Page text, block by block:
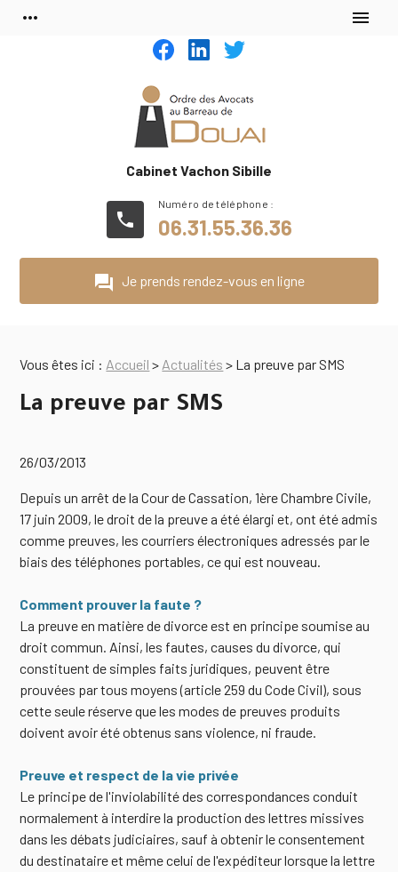
more_horiz menu
Cabinet Vachon Sibille
phone 06.31.55.36.36
question_answer Je prends rendez-vous en ligne
Vous êtes ici : Accueil > Actualités > La preuve par SMS
La preuve par SMS
26/03/2013
Depuis un arrêt de la Cour de Cassation, 1ère Chambre Civile,
17 juin 2009, le droit de la preuve a été élargi et, ont été admis
comme preuves, les courriers électroniques adressés par le
biais des téléphones portables, ce qui est nouveau.
Comment prouver la faute ?
La preuve en matière de divorce est en principe soumise au
droit commun. Ainsi, les fautes, causes du divorce, qui
constituent de simples faits juridiques, peuvent être
prouvées par tous moyens (article 259 du Code Civil), sous
cette seule réserve que les modes de preuves produits
doivent avoir été obtenus sans violence, ni fraude.
Preuve et respect de la vie privée
Le principe de l'inviolabilité des correspondances conduit
normalement à interdire la production des lettres missives
dans les débats judiciaires, sauf à obtenir le consentement
du destinataire et même celui de l'expéditeur lorsque la lettre